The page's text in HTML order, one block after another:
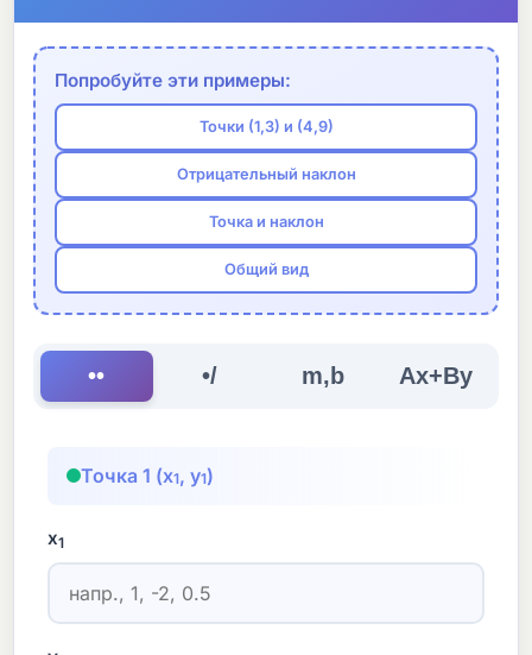
Попробуйте эти примеры:
Точки (1,3) и (4,9)
Отрицательный наклон
Точка и наклон
Общий вид
•• •/ m,b Ax+By
Точка 1 (x1, y1)
x1